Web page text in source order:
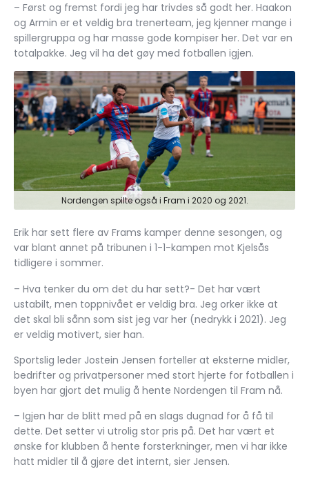
– Først og fremst fordi jeg har trivdes så godt her. Haakon
og Armin er et veldig bra trenerteam, jeg kjenner mange i
spillergruppa og har masse gode kompiser her. Det var en
totalpakke. Jeg vil ha det gøy med fotballen igjen.
Nordengen spilte også i Fram i 2020 og 2021.
Erik har sett flere av Frams kamper denne sesongen, og
var blant annet på tribunen i 1-1-kampen mot Kjelsås
tidligere i sommer.
– Hva tenker du om det du har sett?- Det har vært
ustabilt, men toppnivået er veldig bra. Jeg orker ikke at
det skal bli sånn som sist jeg var her (nedrykk i 2021). Jeg
er veldig motivert, sier han.
Sportslig leder Jostein Jensen forteller at eksterne midler,
bedrifter og privatpersoner med stort hjerte for fotballen i
byen har gjort det mulig å hente Nordengen til Fram nå.
– Igjen har de blitt med på en slags dugnad for å få til
dette. Det setter vi utrolig stor pris på. Det har vært et
ønske for klubben å hente forsterkninger, men vi har ikke
hatt midler til å gjøre det internt, sier Jensen.